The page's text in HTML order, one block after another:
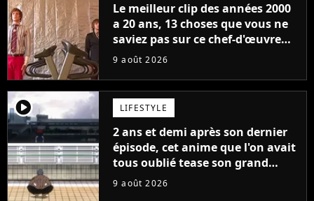
Le meilleur clip des années 2000
a 20 ans, 13 choses que vous ne
saviez pas sur ce chef-d'œuvre
qui a révolutionné YouTube
9 août 2026
player2 LIFESTYLE
2 ans et demi après son dernier
épisode, cet anime que l'on avait
tous oublié tease son grand
retour
9 août 2026